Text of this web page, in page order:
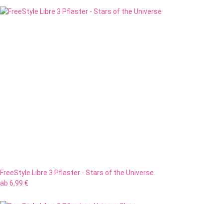
FreeStyle Libre 3 Pflaster - Stars of the Universe
ab 6,99 €